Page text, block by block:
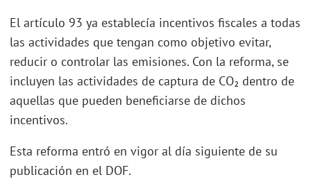
El artículo 93 ya establecía incentivos fiscales a todas
las actividades que tengan como objetivo evitar,
reducir o controlar las emisiones. Con la reforma, se
incluyen las actividades de captura de CO₂ dentro de
aquellas que pueden beneficiarse de dichos
incentivos.
Esta reforma entró en vigor al día siguiente de su
publicación en el DOF.